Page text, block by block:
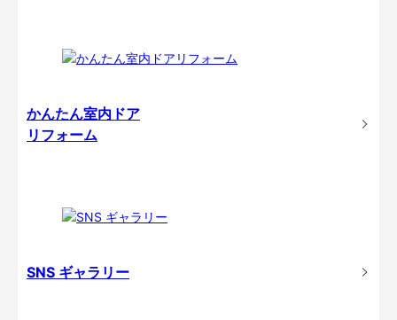
かんたん室内ドア
リフォーム
SNS ギャラリー